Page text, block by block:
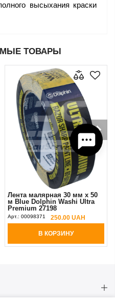
высыхания краски
ТОВАРЫ
Лента малярная 30 мм х 50
м Blue Dolphin Washi Ultra
Premium 27198
многофункциональная
желтая
Арт.: 00098371 250.00 UAH
В КОРЗИНУ